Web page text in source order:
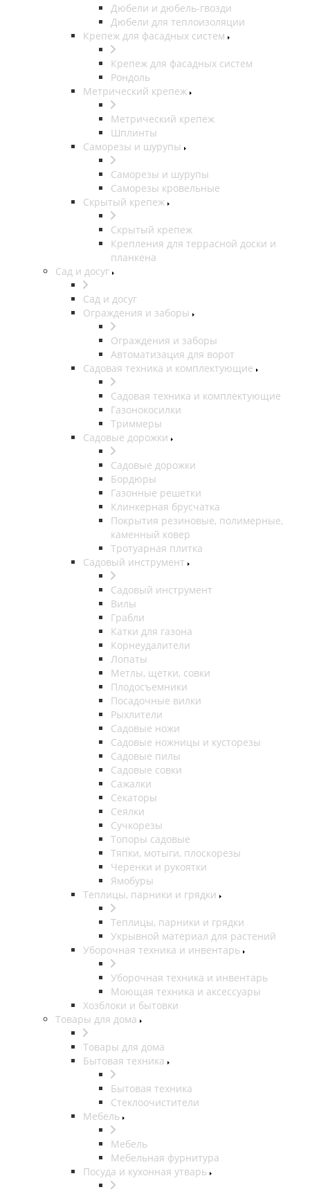
Дюбели и дюбель-гвозди
Дюбели для теплоизоляции
Крепеж для фасадных систем
Крепеж для фасадных систем
Рондоль
Метрический крепеж
Метрический крепеж
Шплинты
Саморезы и шурупы
Саморезы и шурупы
Саморезы кровельные
Скрытый крепеж
Скрытый крепеж
Крепления для террасной доски и
планкена
Сад и досуг
Сад и досуг
Ограждения и заборы
Ограждения и заборы
Автоматизация для ворот
Садовая техника и комплектующие
Садовая техника и комплектующие
Газонокосилки
Триммеры
Садовые дорожки
Садовые дорожки
Бордюры
Газонные решетки
Клинкерная брусчатка
Покрытия резиновые, полимерные,
каменный ковер
Тротуарная плитка
Садовый инструмент
Садовый инструмент
Вилы
Грабли
Катки для газона
Корнеудалители
Лопаты
Метлы, щетки, совки
Плодосъемники
Посадочные вилки
Рыхлители
Садовые ножи
Садовые ножницы и кусторезы
Садовые пилы
Садовые совки
Сажалки
Секаторы
Сеялки
Сучкорезы
Топоры садовые
Тяпки, мотыги, плоскорезы
Черенки и рукоятки
Ямобуры
Теплицы, парники и грядки
Теплицы, парники и грядки
Укрывной материал для растений
Уборочная техника и инвентарь
Уборочная техника и инвентарь
Моющая техника и аксессуары
Хозблоки и бытовки
Товары для дома
Товары для дома
Бытовая техника
Бытовая техника
Стеклоочистители
Мебель
Мебель
Мебельная фурнитура
Посуда и кухонная утварь